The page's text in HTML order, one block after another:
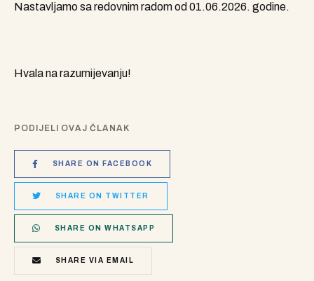
Nastavljamo sa redovnim radom od 01.06.2026. godine.
Hvala na razumijevanju!
PODIJELI OVAJ ČLANAK
SHARE ON FACEBOOK
SHARE ON TWITTER
SHARE ON WHATSAPP
SHARE VIA EMAIL